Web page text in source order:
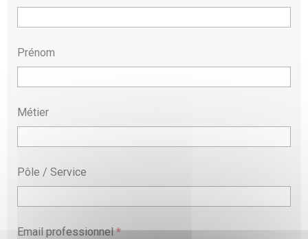
Prénom
Métier
Pôle / Service
Email professionnel*